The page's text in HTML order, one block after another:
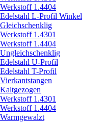
Werkstoff 1.4404
Edelstahl L-Profil Winkel
Gleichschenklig
Werkstoff 1.4301
Werkstoff 1.4404
Ungleichschenklig
Edelstahl U-Profil
Edelstahl T-Profil
Vierkantstangen
Kaltgezogen
Werkstoff 1.4301
Werkstoff 1.4404
Warmgewalzt